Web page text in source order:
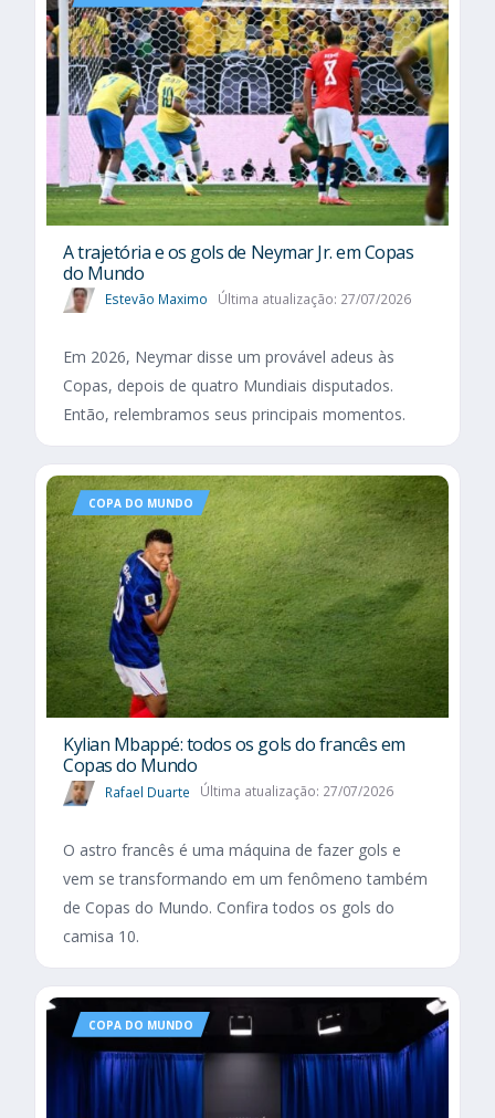
A trajetória e os gols de Neymar Jr. em Copas
do Mundo
Estevão Maximo Última atualização: 27/07/2026
Em 2026, Neymar disse um provável adeus às
Copas, depois de quatro Mundiais disputados.
Então, relembramos seus principais momentos.
COPA DO MUNDO
Kylian Mbappé: todos os gols do francês em
Copas do Mundo
Rafael Duarte Última atualização: 27/07/2026
O astro francês é uma máquina de fazer gols e
vem se transformando em um fenômeno também
de Copas do Mundo. Confira todos os gols do
camisa 10.
COPA DO MUNDO